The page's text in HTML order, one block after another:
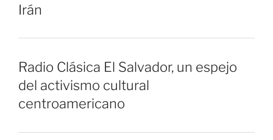
Irán
Radio Clásica El Salvador, un espejo
del activismo cultural
centroamericano